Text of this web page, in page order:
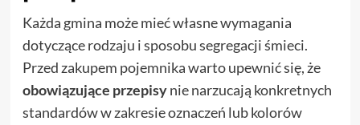
Każda gmina może mieć własne wymagania
dotyczące rodzaju i sposobu segregacji śmieci.
Przed zakupem pojemnika warto upewnić się, że
obowiązujące przepisynie narzucają konkretnych
standardów w zakresie oznaczeń lub kolorów